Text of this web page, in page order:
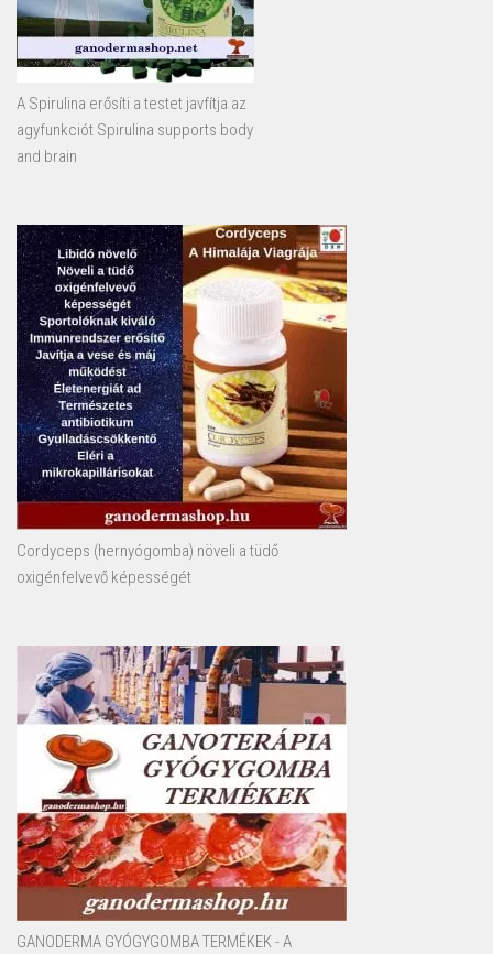
A Spirulina erősíti a testet javfítja az
agyfunkciót Spirulina supports body
and brain
Cordyceps (hernyógomba) növeli a tüdő
oxigénfelvevő képességét
GANODERMA GYÓGYGOMBA TERMÉKEK - A